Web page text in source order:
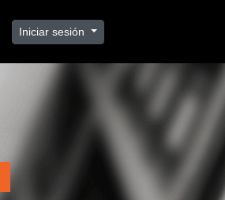
Iniciar sesión